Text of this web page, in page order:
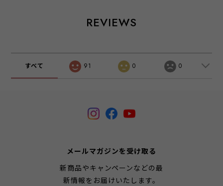
REVIEWS
すべて 91 0 0
メールマガジンを受け取る
新商品やキャンペーンなどの最
新情報をお届けいたします。